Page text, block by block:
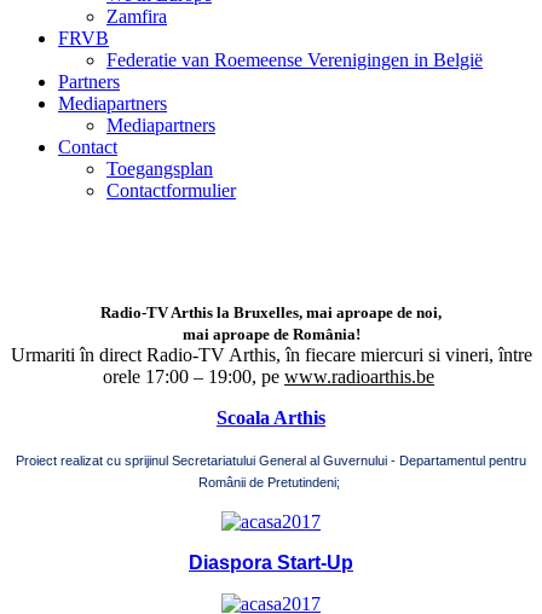
Zamfira
FRVB
Federatie van Roemeense Verenigingen in België
Partners
Mediapartners
Mediapartners
Contact
Toegangsplan
Contactformulier
Radio-TV Arthis la Bruxelles, mai aproape de noi,
mai aproape de România!
Urmariti în direct Radio-TV Arthis, în fiecare miercuri si vineri, între
orele 17:00 – 19:00, pe www.radioarthis.be
Scoala Arthis
Proiect realizat cu sprijinul Secretariatului General al Guvernului - Departamentul pentru
Românii de Pretutindeni;
Diaspora Start-Up